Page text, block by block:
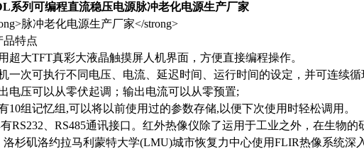
系列可编程直流稳压电源脉冲老化电源生产厂家
品特点
超大TFT真彩大液晶触摸屏人机界面，方便直接编程操作。
一次可执行不同电压、电流、延迟时间、运行时间的设定，并可连续循
电压可以从零伏起调；输出电流可以从零预置;
10组记忆组,可以将以前使用过的参数存储,以便下次使用时轻松调用。
RS232、RS485通讯接口。红外热像仪除了运用于工业之外，在生物
洛杉矶洛约拉马利蒙特大学(LMU)城市恢复力中心使用FLIR热像系统深